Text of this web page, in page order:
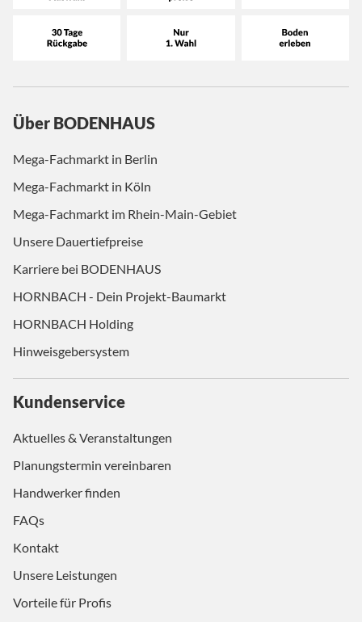
Über BODENHAUS
Mega-Fachmarkt in Berlin
Mega-Fachmarkt in Köln
Mega-Fachmarkt im Rhein-Main-Gebiet
Unsere Dauertiefpreise
Karriere bei BODENHAUS
HORNBACH - Dein Projekt-Baumarkt
HORNBACH Holding
Hinweisgebersystem
Kundenservice
Aktuelles & Veranstaltungen
Planungstermin vereinbaren
Handwerker finden
FAQs
Kontakt
Unsere Leistungen
Vorteile für Profis